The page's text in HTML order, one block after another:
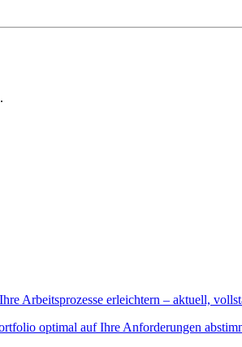
Arbeitsprozesse erleichtern – aktuell,
optimal auf Ihre Anforderungen